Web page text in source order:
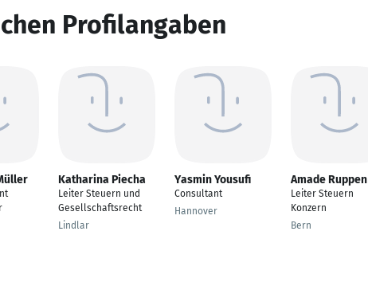
Profilangaben
Katharina Piecha
Leiter Steuern und
Gesellschaftsrecht
Lindlar
Yasmin Yousufi
Consultant
Hannover
Amade Ruppen
Leiter Steuern
Konzern
Bern